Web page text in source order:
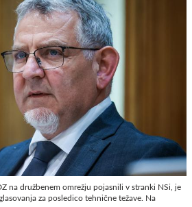
na družbenem omrežju pojasnili v stranki NSi, je
za posledico tehnične težave. Na